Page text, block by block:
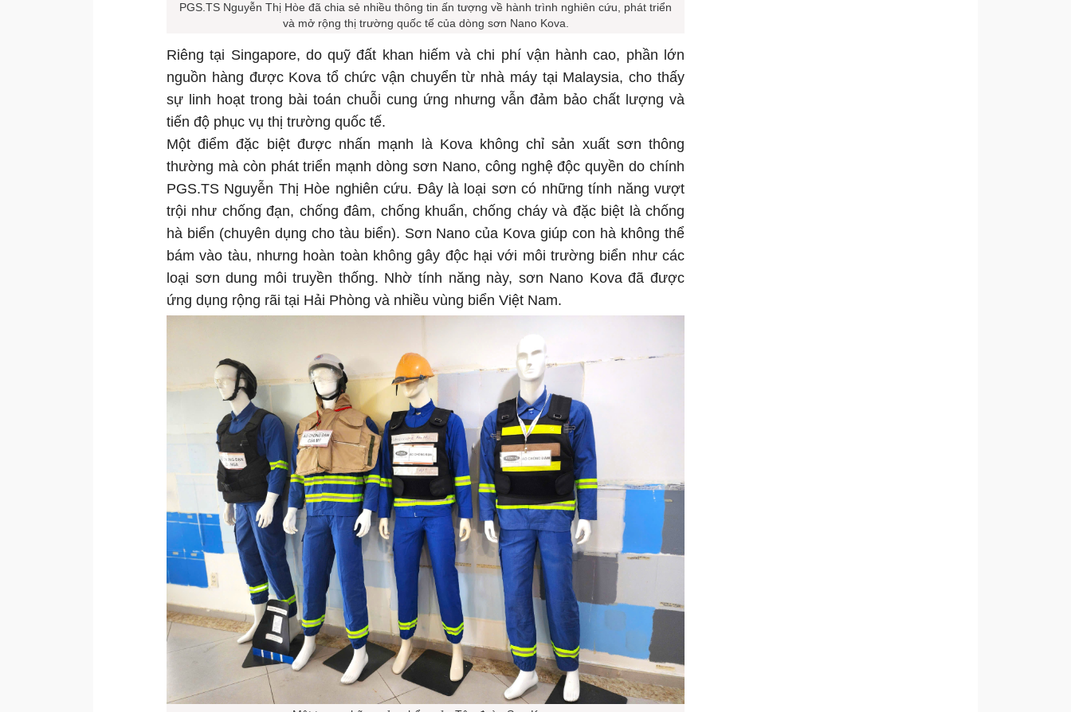
PGS.TS Nguyễn Thị Hòe đã chia sẻ nhiều thông tin ấn tượng về hành trình nghiên cứu, phát triển
và mở rộng thị trường quốc tế của dòng sơn Nano Kova.
Riêng tại Singapore, do quỹ đất khan hiếm và chi phí vận hành cao, phần lớn
nguồn hàng được Kova tổ chức vận chuyển từ nhà máy tại Malaysia, cho thấy
sự linh hoạt trong bài toán chuỗi cung ứng nhưng vẫn đảm bảo chất lượng và
tiến độ phục vụ thị trường quốc tế.
Một điểm đặc biệt được nhấn mạnh là Kova không chỉ sản xuất sơn thông
thường mà còn phát triển mạnh dòng sơn Nano, công nghệ độc quyền do chính
PGS.TS Nguyễn Thị Hòe nghiên cứu. Đây là loại sơn có những tính năng vượt
trội như chống đạn, chống đâm, chống khuẩn, chống cháy và đặc biệt là chống
hà biển (chuyên dụng cho tàu biển). Sơn Nano của Kova giúp con hà không thể
bám vào tàu, nhưng hoàn toàn không gây độc hại với môi trường biển như các
loại sơn dung môi truyền thống. Nhờ tính năng này, sơn Nano Kova đã được
ứng dụng rộng rãi tại Hải Phòng và nhiều vùng biển Việt Nam.